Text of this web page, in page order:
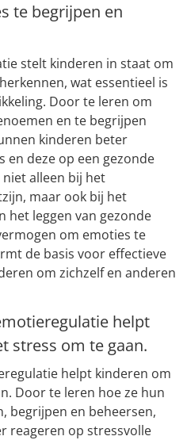
te begrijpen en
stelt kinderen in staat om
wat essentieel is
Door te leren om
en te begrijpen
kinderen beter
en deze op een gezonde
alleen bij het
maar ook bij het
het leggen van gezonde
om emoties te
de basis voor effectieve
om zichzelf en anderen
helpt
stress om te gaan.
helpt kinderen om
Door te leren hoe ze hun
begrijpen en beheersen,
reageren op stressvolle